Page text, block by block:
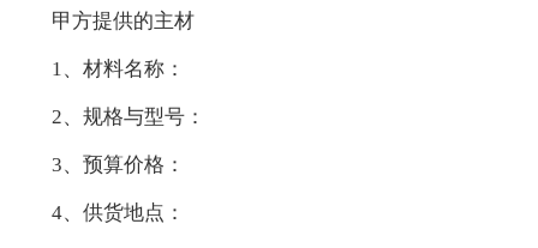
甲方提供的主材
1、材料名称：
2、规格与型号：
3、预算价格：
4、供货地点：